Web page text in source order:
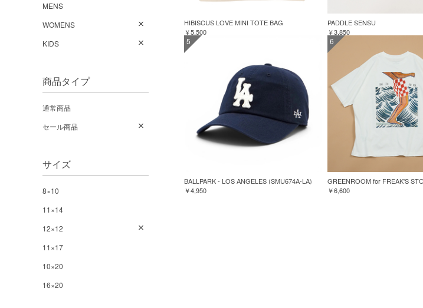
MENS
WOMENS
KIDS
商品タイプ
通常商品
セール商品
サイズ
8×10
11×14
12×12
11×17
10×20
16×20
HIBISCUS LOVE MINI TOTE BAG
￥5,500
PADDLE SENSU
￥3,850
5
BALLPARK - LOS ANGELES (SMU674A-LA)
￥4,950
6
￥6,600